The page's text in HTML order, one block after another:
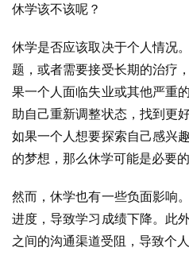
休学该不该呢？
休学是否应该取决于个人情况
题，或者需要接受长期的治疗
果一个人面临失业或其他严重
助自己重新调整状态，找到更
如果一个人想要探索自己感兴
的梦想，那么休学可能是必要的
然而，休学也有一些负面影响
进度，导致学习成绩下降。此
之间的沟通渠道受阻，导致个